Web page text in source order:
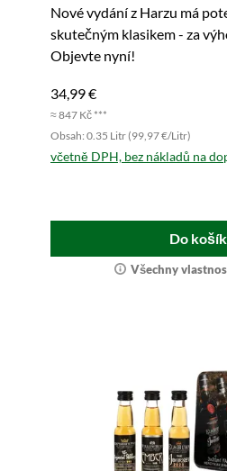
Nové vydání z Harzu má
skutečným klasikem - za
Objevte nyní!
34,99 €
≈ 847 Kč ***
Obsah: 0.35 Litr (99,97 €/Litr)
včetně DPH, bez nákladů na
Do
Všechny